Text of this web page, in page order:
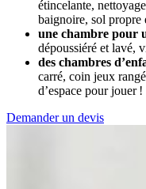
étincelante,
baignoire, sol propre
une chambre pour
dépoussiéré et lavé,
des chambres
carré, coin jeux
d’espace pour jouer !
Demander un devis